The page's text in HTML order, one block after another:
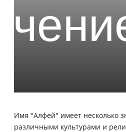
Имя "Алфей" имеет несколько
различными культурами и